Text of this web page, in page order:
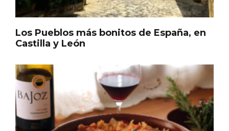
Los Pueblos más bonitos de España, en
Castilla y León